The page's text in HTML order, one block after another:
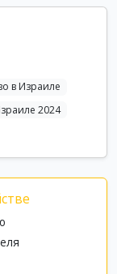
в Израиле
2024